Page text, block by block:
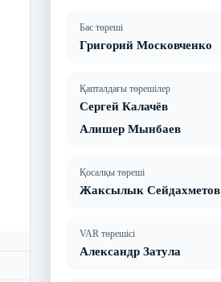
Бас төреші
Григорий Московченко
Қапталдағы төрешілер
Сергей Калачёв
Алишер Мынбаев
Қосалқы төреші
Жаксылык Сейдахметов
VAR төрешісі
Александр Затула